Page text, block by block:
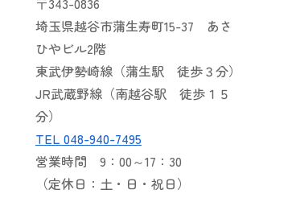
埼玉県越谷市蒲生寿町15-37 あさ
ひやビル2階
東武伊勢崎線（蒲生駅 徒歩３分）
JR武蔵野線（南越谷駅 徒歩１５
分）
TEL 048-940-7495
営業時間 9：00～17：30
（定休日：土・日・祝日）